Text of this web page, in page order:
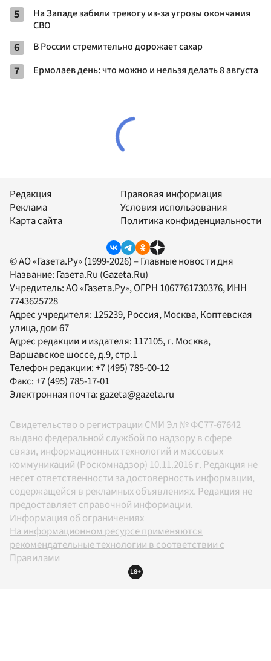
5
На Западе забили тревогу из-за угрозы окончания
СВО
6 В России стремительно дорожает сахар
7 Ермолаев день: что можно и нельзя делать 8 августа
Редакция
Реклама
Карта сайта
Правовая информация
Условия использования
Политика конфиденциальности
© АО «Газета.Ру» (1999-2026) – Главные новости дня
Название: Газета.Ru (Gazeta.Ru)
Учредитель:АО «Газета.Ру», ОГРН 1067761730376, ИНН
7743625728
Адрес учредителя: 125239, Россия, Москва, Коптевская
улица, дом 67
Адрес редакции и издателя: 117105, г. Москва,
Варшавское шоссе, д.9, стр.1
Телефон редакции:+7 (495) 785-00-12
Факс:+7 (495) 785-17-01
Электронная почта: gazeta@gazeta.ru
Свидетельство о регистрации СМИ Эл № ФС77-67642
выдано федеральной службой по надзору в сфере
связи, информационных технологий и массовых
коммуникаций (Роскомнадзор) 10.11.2016 г. Редакция не
несет ответственности за достоверность информации,
содержащейся в рекламных объявлениях. Редакция не
предоставляет справочной информации.
Информация об ограничениях
На информационном ресурсе применяются
рекомендательные технологии в соответствии с
Правилами
18+